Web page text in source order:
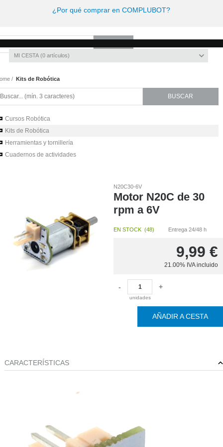
¿Por qué comprar en COMPLUBOT?
MI CESTA 0 artículos
Kits de Robótica
Cursos Robótica
Kits de Robótica
Herramientas y tornillería
Cuadernos de actividades
N20C30-6V
Motor N20C de 30
rpm a 6V
EN STOCK(48) Entrega 24/48 h
9,99 €
21.00% IVA incluido
-
unidades
+
AÑADIR A CESTA
CARACTERÍSTICAS